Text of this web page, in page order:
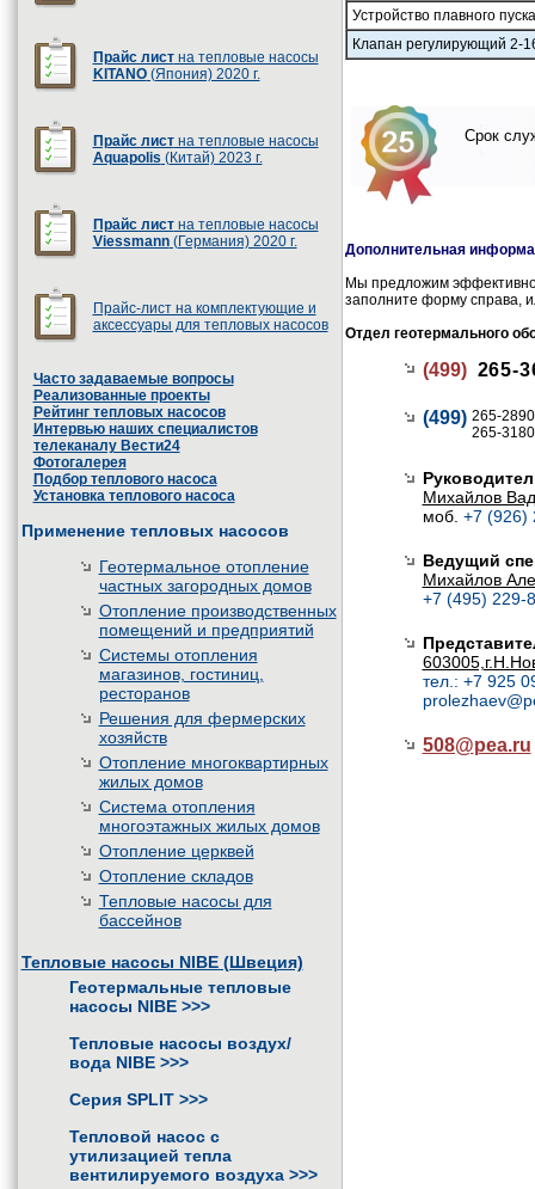
Прайс листна тепловые насосы
KITANO(Япония) 2020 г.
Прайс листна тепловые насосы
Aquapolis (Китай) 2023 г.
Прайс листна тепловые насосы
Viessmann(Германия) 2020 г.
Прайс-лист на комплектующие и
аксессуары для тепловых насосов
Часто задаваемые вопросы
Реализованные проекты
Рейтинг тепловых насосов
Интервью наших специалистов
телеканалу Вести24
Фотогалерея
Подбор теплового насоса
Установка теплового насоса
Применение тепловых насосов
Геотермальное отопление
частных загородных домов
Отопление производственных
помещений и предприятий
Системы отопления
магазинов, гостиниц,
ресторанов
Решения для фермерских
хозяйств
Отопление многоквартирных
жилых домов
Система отопления
многоэтажных жилых домов
Отопление церквей
Отопление складов
Тепловые насосы для
бассейнов
Тепловые насосы NIBE (Швеция)
Геотермальные тепловые
насосы NIBE >>>
Тепловые насосы воздух/
вода NIBE >>>
Серия SPLIT >>>
Тепловой насос с
утилизацией тепла
вентилируемого воздуха >>>
Устройство плавного пуска
Клапан регулирующий 2-
Срок
Дополнительная
Мы предложим
заполните форму справа,
Отдел геотермального
(499) 265-
(499) 265-2890
265-
Михайлов
моб. +7 (926)
Ведущий
Михайлов
+7 (495) 229-
тел.: +7 925
508@pea.ru